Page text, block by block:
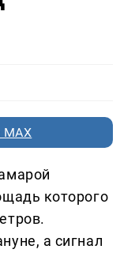
MAX
которого
а сигнал